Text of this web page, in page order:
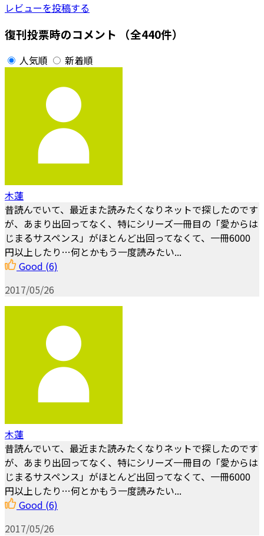
レビューを投稿する
復刊投票時のコメント （全440件）
人気順 新着順
木蓮
昔読んでいて、最近また読みたくなりネットで探したのです
が、あまり出回ってなく、特にシリーズ一冊目の「愛からは
じまるサスペンス」がほとんど出回ってなくて、一冊6000
円以上したり…何とかもう一度読みたい...
Good (6)
2017/05/26
木蓮
昔読んでいて、最近また読みたくなりネットで探したのです
が、あまり出回ってなく、特にシリーズ一冊目の「愛からは
じまるサスペンス」がほとんど出回ってなくて、一冊6000
円以上したり…何とかもう一度読みたい...
Good (6)
2017/05/26